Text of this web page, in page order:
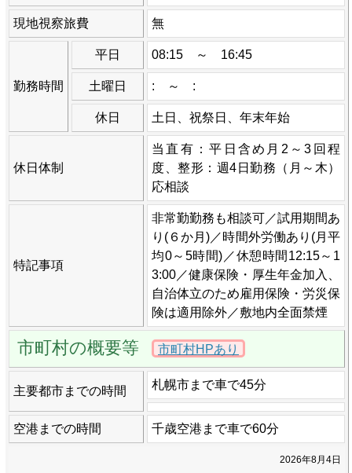
現地視察旅費 無
勤務時間
平日 08:15 ～ 16:45
土曜日 : ～ :
休日 土日、祝祭日、年末年始
休日体制
当直有：平日含め月2～3回程
度、整形：週4日勤務（月～木）
応相談
特記事項
非常勤勤務も相談可／試用期間あ
り(６か月)／時間外労働あり(月平
均0～5時間)／休憩時間12:15～1
3:00／健康保険・厚生年金加入、
自治体立のため雇用保険・労災保
険は適用除外／敷地内全面禁煙
市町村の概要等 市町村HPあり
主要都市までの時間 札幌市まで車で45分
空港までの時間 千歳空港まで車で60分
2026年8月4日